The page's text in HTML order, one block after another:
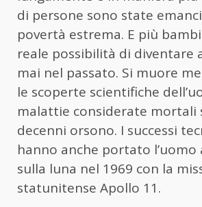
di persone sono state
povertà estrema. E più
reale possibilità di diventare
mai nel passato. Si muore
le scoperte scientifiche
malattie considerate mortali
decenni orsono. I successi
hanno anche portato l’uomo
sulla luna nel 1969 con la
statunitense Apollo 11.